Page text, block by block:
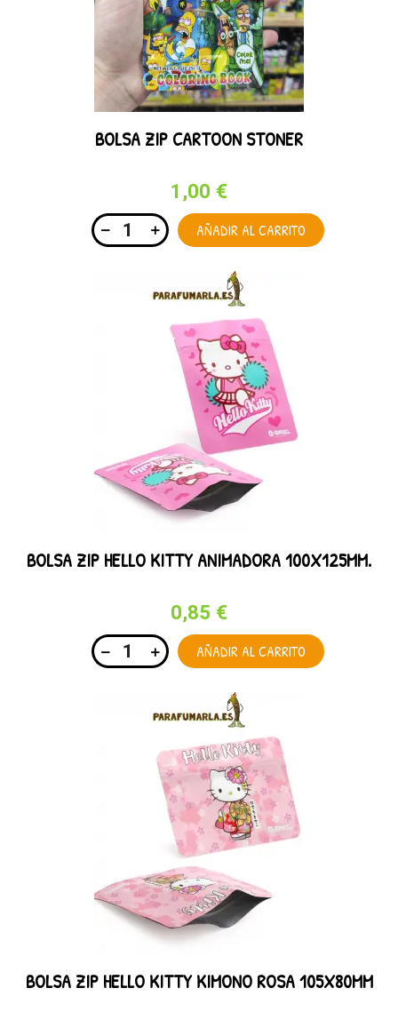
BOLSA ZIP CARTOON STONER
1,00 €
AÑADIR AL CARRITO
BOLSA ZIP HELLO KITTY ANIMADORA 100X125MM.
0,85 €
AÑADIR AL CARRITO
BOLSA ZIP HELLO KITTY KIMONO ROSA 105X80MM